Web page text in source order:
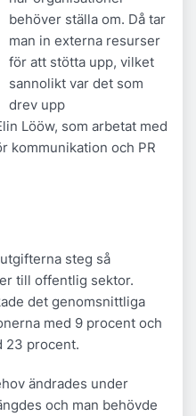
behöver ställa om. Då tar
man in externa resurser
för att stötta upp, vilket
sannolikt var det som
drev upp
Lööw, som arbetat med
kommunikation och PR
steg så
till offentlig sektor.
det genomsnittliga
med 9 procent och
23 procent.
ändrades under
och man behövde